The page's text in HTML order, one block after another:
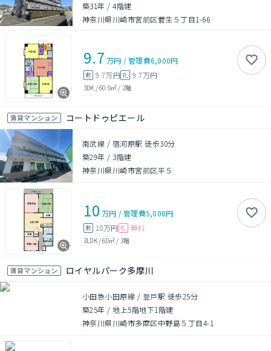
築31年 /4階建
神奈川県川崎市宮前区菅生５丁目1-66
9.7 万円 /管理費6,000円
敷 9.7万円礼 9.7万円
3DK /60.9㎡ / 2階
賃貸マンション コートドゥピエール
南武線 / 宿河原駅 徒歩30分
築29年 / 3階建
神奈川県川崎市宮前区平５
10 万円 /管理費5,000円
敷 10万円 礼 無料
3LDK/60㎡ / 3階
賃貸マンション ロイヤルパーク多摩川
小田急小田原線 / 登戸駅 徒歩25分
築25年 /地上5階地下1階建
神奈川県川崎市多摩区中野島５丁目4-1